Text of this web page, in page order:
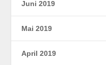
Juni 2019
Mai 2019
April 2019